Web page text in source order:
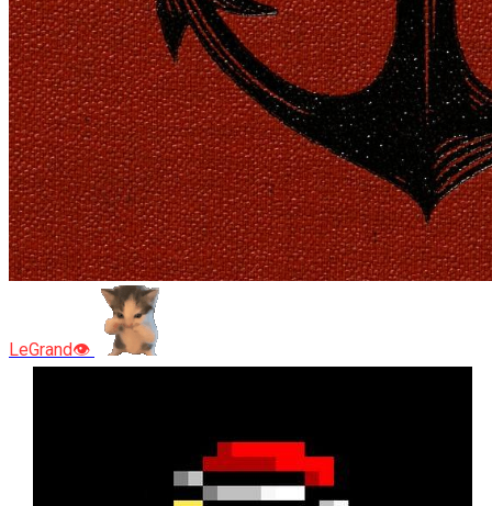
LeGrand👁️